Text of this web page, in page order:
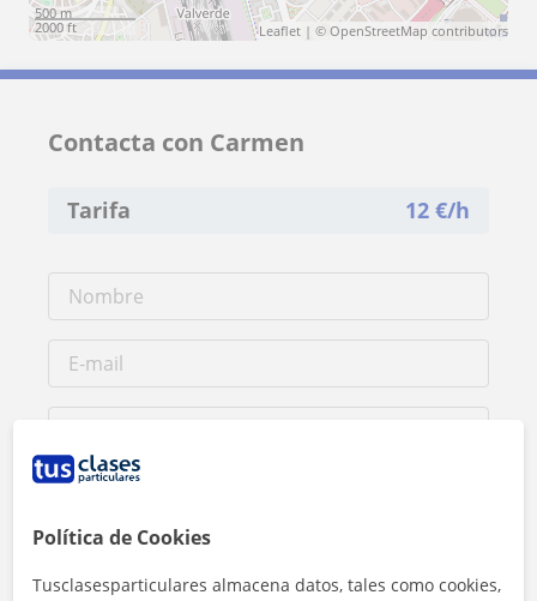
500 m
2000 ft
Leaflet | © OpenStreetMap contributors
Contacta con Carmen
Tarifa 12 €/h
Política de Cookies
Tusclasesparticulares almacena datos, tales como cookies,